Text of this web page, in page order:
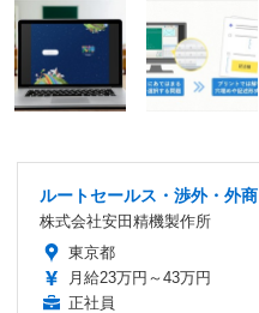
ルートセールス・渉外・外商
株式会社安田精機製作所
東京都
月給23万円～43万円
正社員